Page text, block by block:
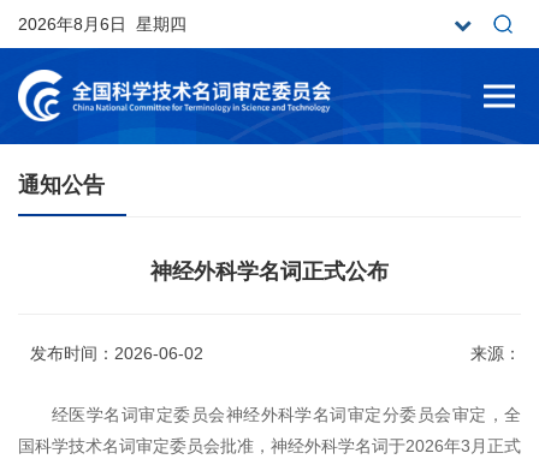
2026年8月6日 星期四
通知公告
神经外科学名词正式公布
发布时间：2026-06-02 来源：
经医学名词审定委员会神经外科学名词审定分委员会审定，全
国科学技术名词审定委员会批准，神经外科学名词于2026年3月正式